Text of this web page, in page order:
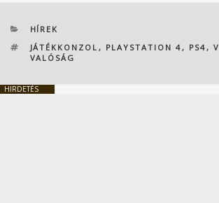
KATEGÓRIÁK
HÍREK
CÍMKÉK
JÁTÉKKONZOL , PLAYSTATION 4, PS4,
VALÓSÁG
HIRDETÉS